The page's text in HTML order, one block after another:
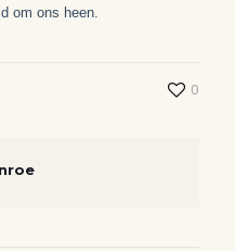
om ons heen.
0